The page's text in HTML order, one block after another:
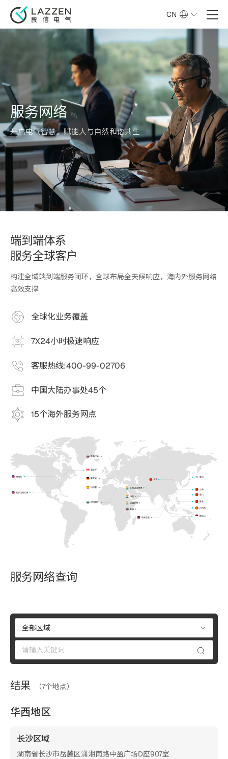
CN
服务网络
开启电气智慧，赋能人与自然和谐共生
端到端体系
服务全球客户
构建全域端到端服务闭环，全球布局全天候响应，海内外服务网络
高效支撑
全球化业务覆盖
7X24小时极速响应
客服热线:400-99-02706
中国大陆办事处45个
15个海外服务网点
服务网络查询
结果 （7个地点）
华西地区
长沙区域
湖南省长沙市岳麓区潇湘南路中盈广场D座907室